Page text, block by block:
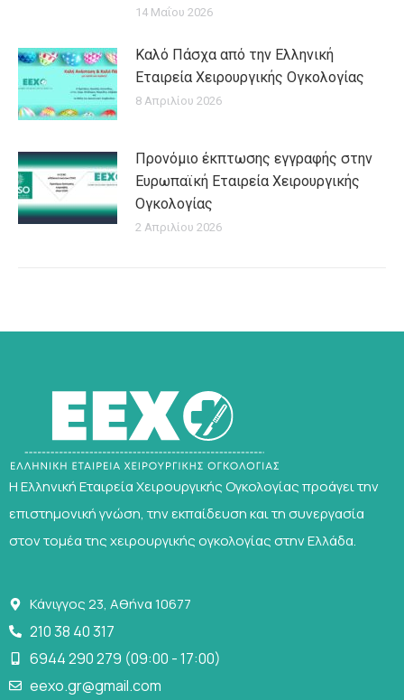
14 Μαΐου 2026
Καλό Πάσχα από την Ελληνική
Εταιρεία Χειρουργικής Ογκολογίας
8 Απριλίου 2026
Προνόμιο έκπτωσης εγγραφής στην
Ευρωπαϊκή Εταιρεία Χειρουργικής
Ογκολογίας
2 Απριλίου 2026
Η Ελληνική Εταιρεία Χειρουργικής Ογκολογίας προάγει την
επιστημονική γνώση, την εκπαίδευση και τη συνεργασία
στον τομέα της χειρουργικής ογκολογίας στην Ελλάδα.
Κάνιγγος 23, Αθήνα 10677
210 38 40 317
6944 290 279 (09:00 - 17:00)
eexo.gr@gmail.com